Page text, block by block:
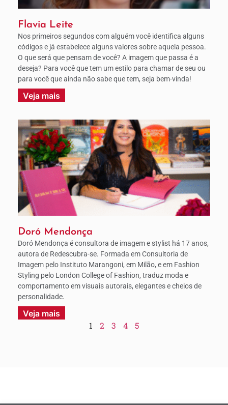
Flavia Leite
Nos primeiros segundos com alguém você identifica alguns
códigos e já estabelece alguns valores sobre aquela pessoa.
O que será que pensam de você? A imagem que passa é a
deseja? Para você que tem um estilo para chamar de seu ou
para você que ainda não sabe que tem, seja bem-vinda!
Veja mais
Doró Mendonça
Doró Mendonça é consultora de imagem e stylist há 17 anos,
autora de Redescubra-se. Formada em Consultoria de
Imagem pelo Instituto Marangoni, em Milão, e em Fashion
Styling pelo London College of Fashion, traduz moda e
comportamento em visuais autorais, elegantes e cheios de
personalidade.
Veja mais
1 2 3 4 5